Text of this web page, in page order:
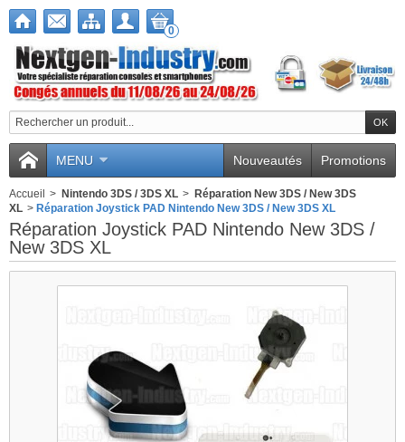
Nous utilisons des
cookies
Nous utilisons des cookies et d'autres
technologies de suivi pour améliorer
votre expérience de navigation sur
notre site, pour vous montrer un
contenu personnalisé et des publicités
ciblées, pour analyser le trafic de notre
site et pour comprendre la provenance
J'accepte
Je refuse
0
MENU Promotions
Nouveautés
Accueil > Nintendo 3DS / 3DS XL > Réparation New 3DS / New 3DS
XL > Réparation Joystick PAD Nintendo New 3DS / New 3DS XL
Réparation Joystick PAD Nintendo New 3DS /
New 3DS XL